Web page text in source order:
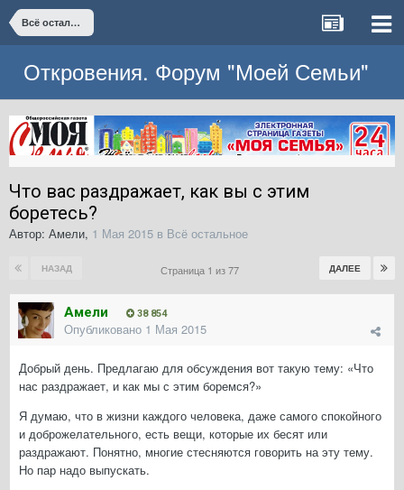
Всё остальное
Откровения. Форум "Моей Семьи"
Что вас раздражает, как вы с этим
боретесь?
Автор: Амели, 1 Мая 2015 в Всё остальное
НАЗАД ДАЛЕЕ
Страница 1 из 77
Амели 38 854
Опубликовано 1 Мая 2015
Добрый день. Предлагаю для обсуждения вот такую тему: «Что
нас раздражает, и как мы с этим боремся?»
Я думаю, что в жизни каждого человека, даже самого спокойного
и доброжелательного, есть вещи, которые их бесят или
раздражают. Понятно, многие стесняются говорить на эту тему.
Но пар надо выпускать.